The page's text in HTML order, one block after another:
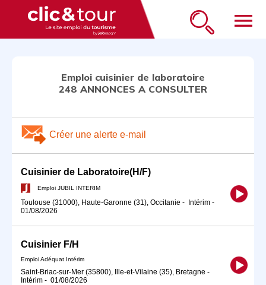
menu
Emploi cuisinier de laboratoire
248 ANNONCES A CONSULTER
Créer une alerte e-mail
Cuisinier de Laboratoire(H/F)
Emploi JUBIL INTERIM
Toulouse (31000), Haute-Garonne (31), Occitanie - Intérim -
01/08/2026
Cuisinier F/H
Emploi Adéquat Intérim
Saint-Briac-sur-Mer (35800), Ille-et-Vilaine (35), Bretagne -
Intérim - 01/08/2026